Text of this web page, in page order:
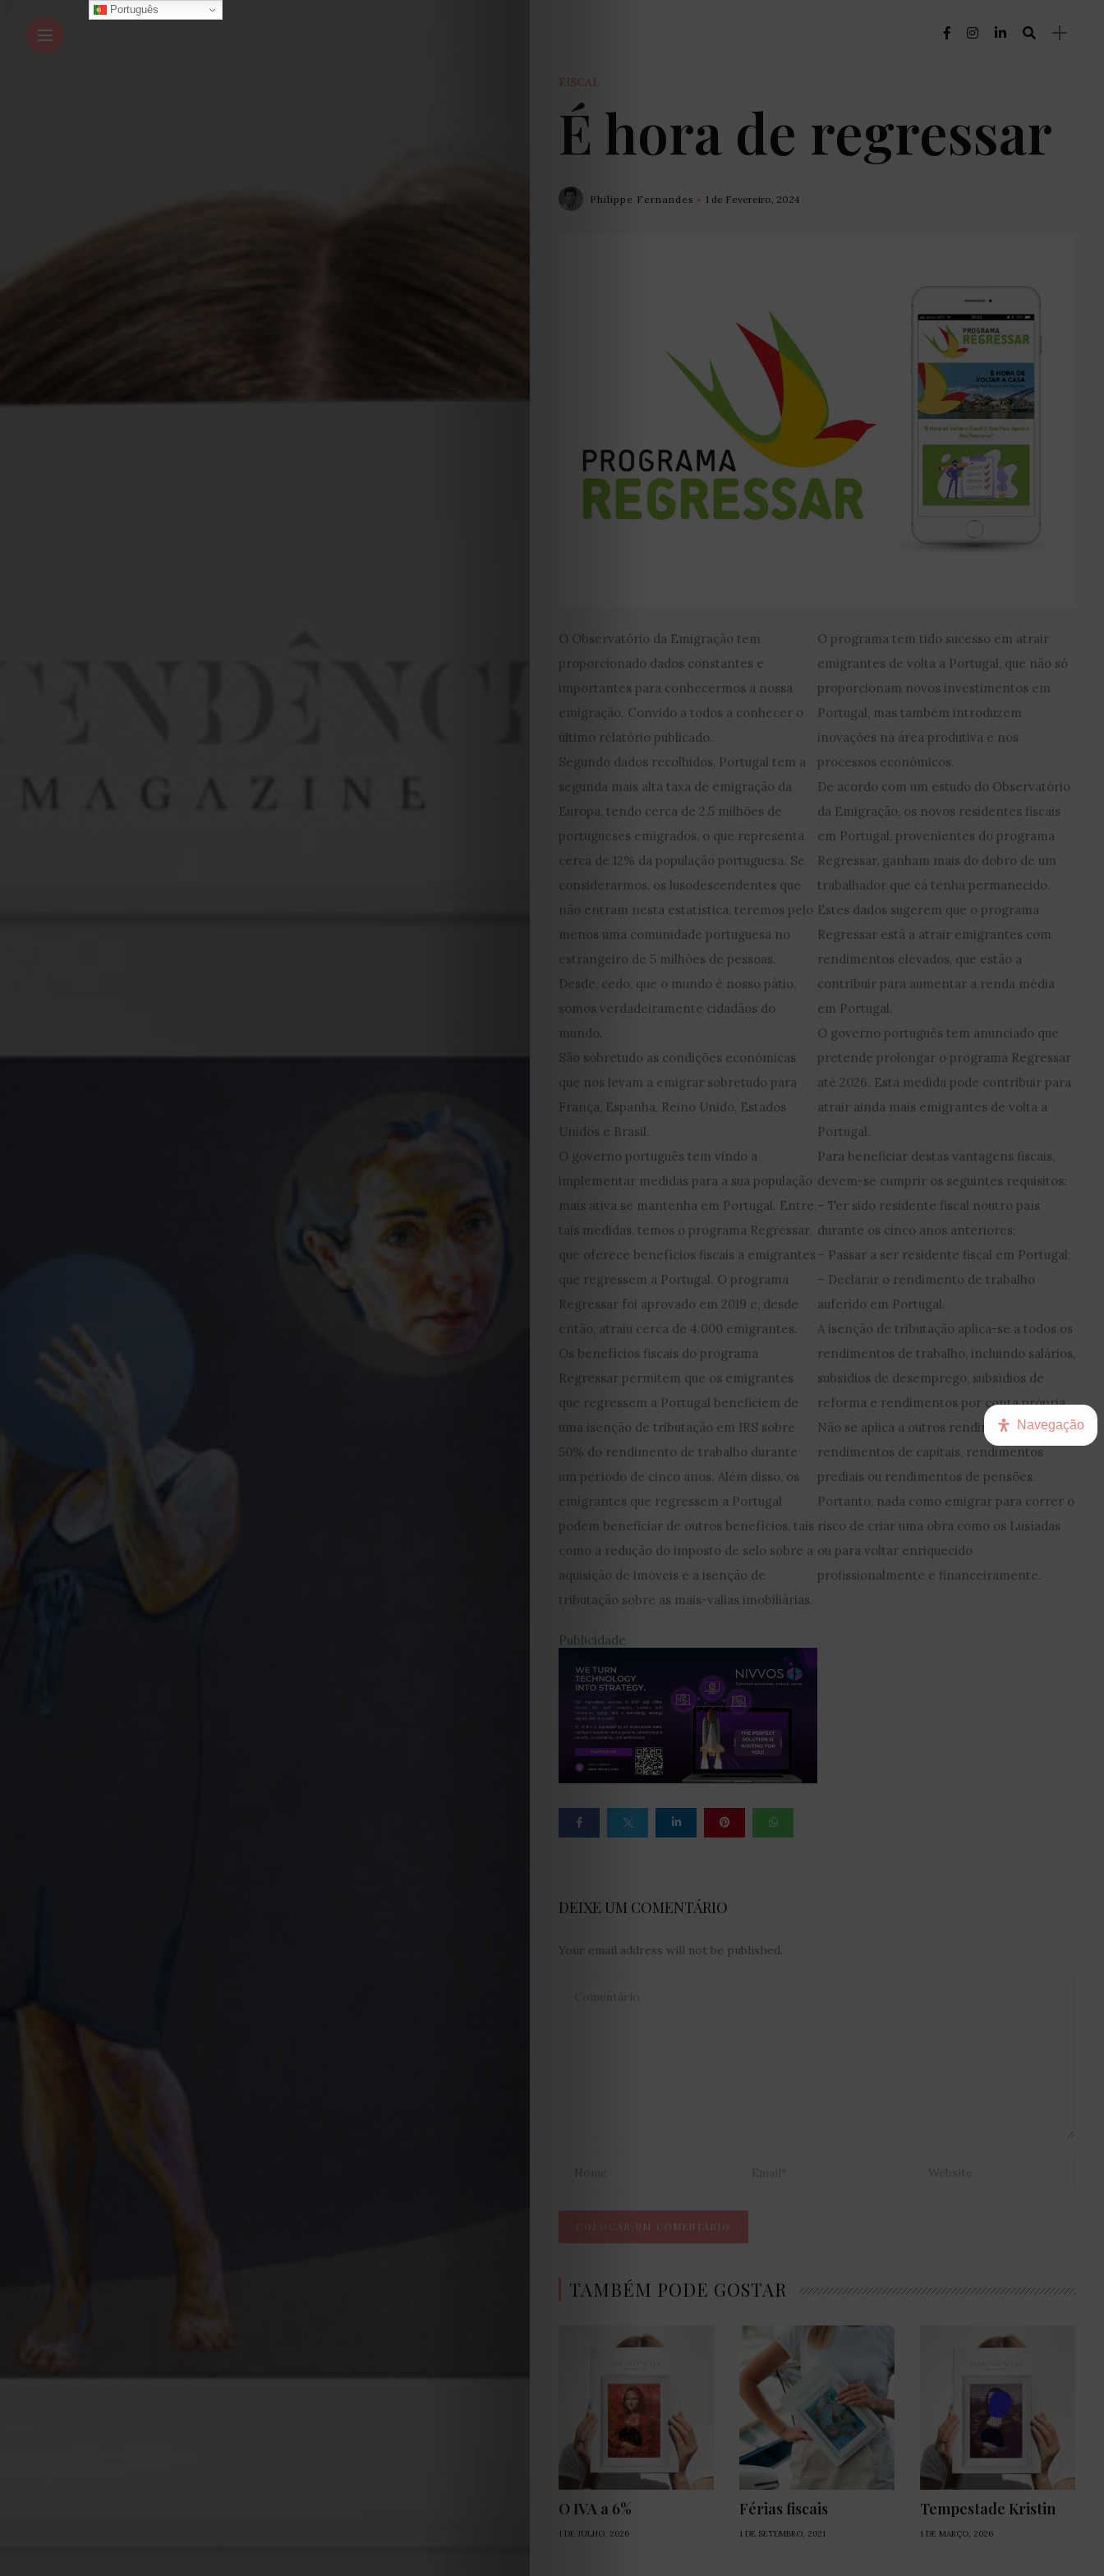
EDIÇÃO
DE
JULHO
2026
2025
2024
2023
2022
2021
Obras
Capa
Contactos
Estatuto
Editorial
Política
privacidade
Termos
FISCAL
É hora de regressar
Philippe Fernandes 1 de Fevereiro, 2024
O Observatório da Emigração tem
proporcionado dados constantes e
importantes para conhecermos a nossa
emigração. Convido a todos a conhecer o
último relatório publicado.
Segundo dados recolhidos, Portugal tem a
segunda mais alta taxa de emigração da
Europa, tendo cerca de 2,5 milhões de
portugueses emigrados, o que representa
cerca de 12% da população portuguesa. Se
considerarmos, os lusodescendentes que
não entram nesta estatística, teremos pelo
menos uma comunidade portuguesa no
estrangeiro de 5 milhões de pessoas.
Desde, cedo, que o mundo é nosso pátio,
somos verdadeiramente cidadãos do
mundo.
São sobretudo as condições económicas
que nos levam a emigrar sobretudo para
França, Espanha, Reino Unido, Estados
Unidos e Brasil.
O governo português tem vindo a
implementar medidas para a sua população
mais ativa se mantenha em Portugal. Entre,
tais medidas, temos o programa Regressar,
que oferece benefícios fiscais a emigrantes
que regressem a Portugal. O programa
Regressar foi aprovado em 2019 e, desde
então, atraiu cerca de 4.000 emigrantes.
Os benefícios fiscais do programa
Regressar permitem que os emigrantes
que regressem a Portugal beneficiem de
uma isenção de tributação em IRS sobre
50% do rendimento de trabalho durante
um período de cinco anos. Além disso, os
emigrantes que regressem a Portugal
podem beneficiar de outros benefícios, tais
como a redução do imposto de selo sobre a
aquisição de imóveis e a isenção de
tributação sobre as mais-valias imobiliárias.
Publicidade
O programa tem tido sucesso em atrair
emigrantes de volta a Portugal, que não só
proporcionam novos investimentos em
Portugal, mas também introduzem
inovações na área produtiva e nos
processos económicos.
De acordo com um estudo do Observatório
da Emigração, os novos residentes fiscais
em Portugal, provenientes do programa
Regressar, ganham mais do dobro de um
trabalhador que cá tenha permanecido.
Estes dados sugerem que o programa
Regressar está a atrair emigrantes com
rendimentos elevados, que estão a
contribuir para aumentar a renda média
em Portugal.
O governo português tem anunciado que
pretende prolongar o programa Regressar
até 2026. Esta medida pode contribuir para
atrair ainda mais emigrantes de volta a
Portugal.
Para beneficiar destas vantagens fiscais,
devem-se cumprir os seguintes requisitos:
– Ter sido residente fiscal noutro país
durante os cinco anos anteriores;
– Passar a ser residente fiscal em Portugal;
– Declarar o rendimento de trabalho
auferido em Portugal.
A isenção de tributação aplica-se a todos os
rendimentos de trabalho, incluindo salários,
subsídios de desemprego, subsídios de
reforma e rendimentos por conta própria.
Não se aplica a outros rendimentos, como
rendimentos de capitais, rendimentos
prediais ou rendimentos de pensões.
Portanto, nada como emigrar para correr o
risco de criar uma obra como os Lusíadas
ou para voltar enriquecido
profissionalmente e financeiramente.
DEIXE UM COMENTÁRIO
Your email address will not be published.
TAMBÉM PODE GOSTAR
O IVA a 6%
1 DE JULHO, 2026
Férias fiscais
1 DE SETEMBRO, 2021
Tempestade Kristin
1 DE MARÇO, 2026
Português
Navegação